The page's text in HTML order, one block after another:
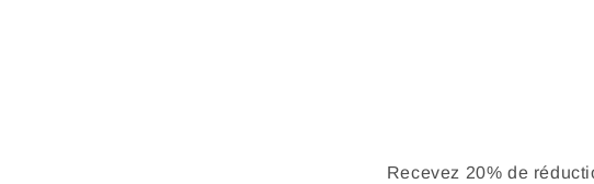
Recevez 20% de